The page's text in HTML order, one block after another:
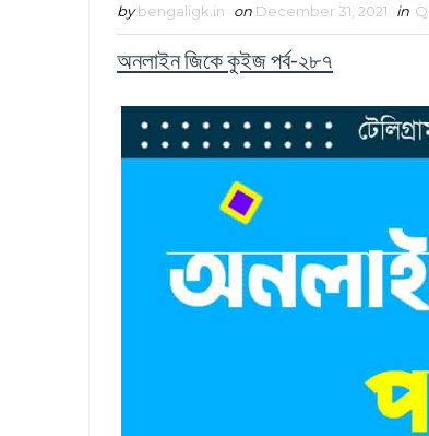
by bengaligk.in on December 31, 2021 in
অনলাইন জিকে কুইজ পর্ব-২৮৭